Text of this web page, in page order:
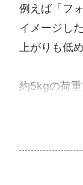
例えば「フ
イメージし
上がりも低
約5kgの荷